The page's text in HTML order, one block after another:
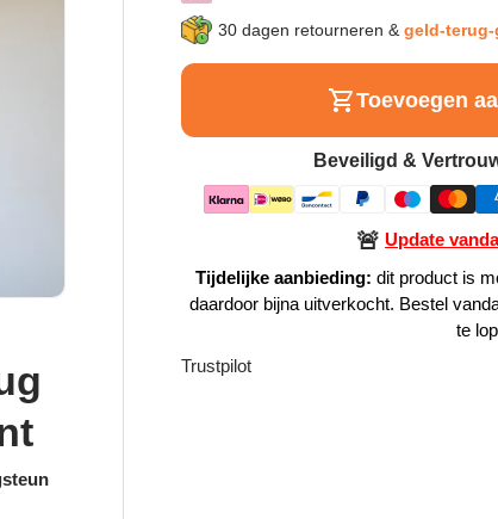
30 dagen retourneren & geld-
Toevoegen
Beveiligd &
🚨 Update
Tijdelijke aanbieding: dit product is
daardoor bijna uitverkocht. Bestel
te
Trustpilot